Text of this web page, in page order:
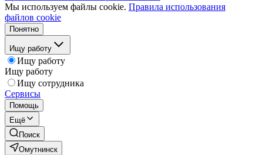
Мы используем файлы cookie. Правила использования
файлов cookie
Понятно
Ищу работу
Ищу работу
Ищу работу
Ищу сотрудника
Сервисы
Помощь
Ещё
Поиск
Омутнинск